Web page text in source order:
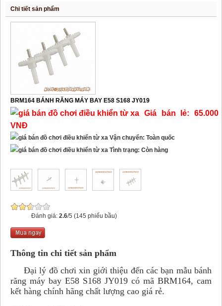
Chi tiết sản phẩm
BRM164 BÁNH RĂNG MÁY BAY E58 S168 JY019
Giá bán lẻ: 65.000
VNĐ
Vận chuyển: Toàn quốc
Tình trạng: Còn hàng
Đánh giá:2.6/5 (145 phiếu bầu)
Thông tin chi tiết sản phẩm
Đại lý đồ chơi xin giới thiệu đến các bạn mẫu bánh
răng máy bay E58 S168 JY019 có mã BRM164, cam
kết hàng chính hãng chất lượng cao giá rẻ.